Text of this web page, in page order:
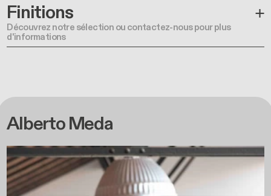
Finitions
Découvrez notre sélection ou contactez-nous pour plus
d'informations
Alberto Meda